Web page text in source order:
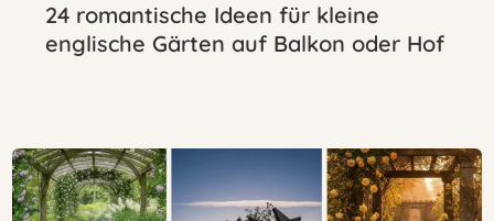
24 romantische Ideen für kleine
englische Gärten auf Balkon oder Hof